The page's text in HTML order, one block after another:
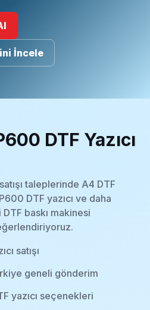
İncele
DTF Yazıcı
taleplerinde A4 DTF
DTF yazıcı ve daha
baskı makinesi
satışı
geneli gönderim
yazıcı seçenekleri